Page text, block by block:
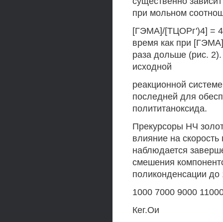
при мольном
[ГЭМА]/[ТЦОРг')4] =
время как при
раза дольше (рис.
исходной
реакционной
последней для
полититаноксида.
Прекурсоры НЧ
влияние на
наблюдается
смешения
поликонденсации до
1000 7000 9000
Кег.Ои